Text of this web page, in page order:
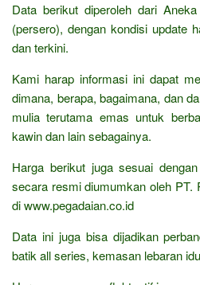
Data berikut diperoleh dari
(persero), dengan kondisi update
dan terkini.
Kami harap informasi ini dapat
dimana, berapa, bagaimana, dan
mulia terutama emas untuk
kawin dan lain sebagainya.
Harga berikut juga sesuai
secara resmi diumumkan oleh PT.
di www.pegadaian.co.id
Data ini juga bisa dijadikan
batik all series, kemasan lebaran